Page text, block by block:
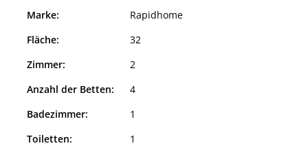
Marke:
Rapidhome
Fläche:
32
Zimmer:
2
Anzahl der Betten:
4
Badezimmer:
1
Toiletten:
1